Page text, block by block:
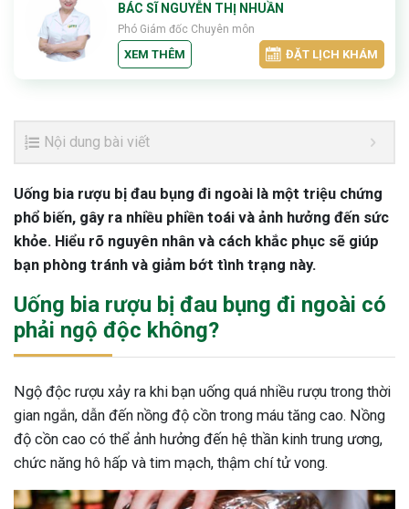
BÁC SĨ NGUYỄN THỊ NHUẦN
Phó Giám đốc Chuyên môn
XEM THÊM ĐẶT LỊCH KHÁM
Nội dung bài viết
Uống bia rượu bị đau bụng đi ngoài là một triệu chứng
phổ biến, gây ra nhiều phiền toái và ảnh hưởng đến sức
khỏe. Hiểu rõ nguyên nhân và cách khắc phục sẽ giúp
bạn phòng tránh và giảm bớt tình trạng này.
Uống bia rượu bị đau bụng đi ngoài có
phải ngộ độc không?
Ngộ độc rượu xảy ra khi bạn uống quá nhiều rượu trong thời
gian ngắn, dẫn đến nồng độ cồn trong máu tăng cao. Nồng
độ cồn cao có thể ảnh hưởng đến hệ thần kinh trung ương,
chức năng hô hấp và tim mạch, thậm chí tử vong.